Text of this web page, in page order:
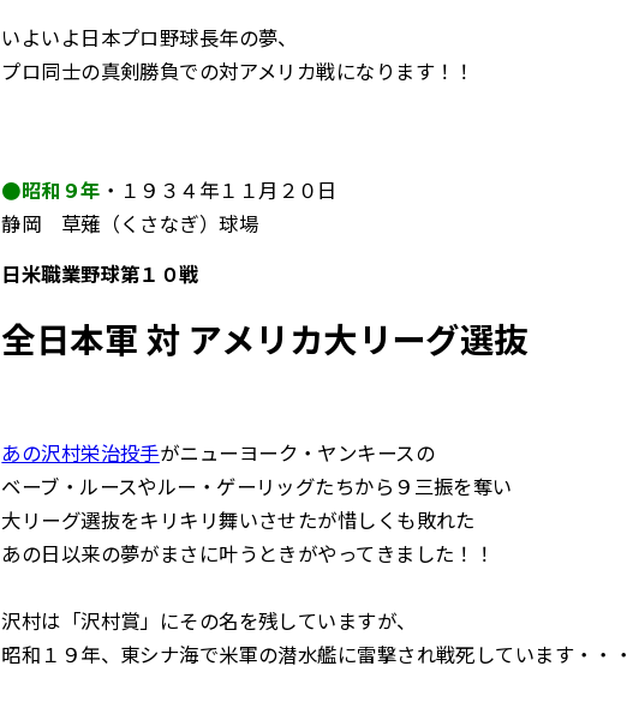
いよいよ日本プロ野球長年の夢、
プロ同士の真剣勝負での対アメリカ戦になります！！
●昭和９年 ・１９３４年１１月２０日
静岡 草薙（くさなぎ）球場
日米職業野球第１０戦
全日本軍 対 アメリカ大リーグ選抜
あの沢村栄治投手がニューヨーク・ヤンキースの
ベーブ・ルースやルー・ゲーリッグたちから９三振を奪い
大リーグ選抜をキリキリ舞いさせたが惜しくも敗れた
あの日以来の夢がまさに叶うときがやってきました！！
沢村は「沢村賞」にその名を残していますが、
昭和１９年、東シナ海で米軍の潜水艦に雷撃され戦死しています・・・